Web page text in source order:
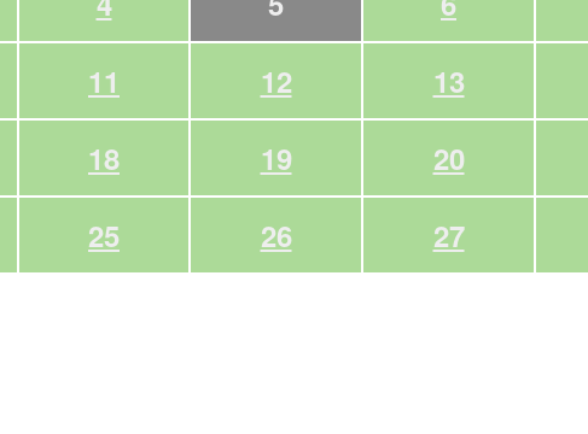
11 12 13
18 19 20
25 26 27